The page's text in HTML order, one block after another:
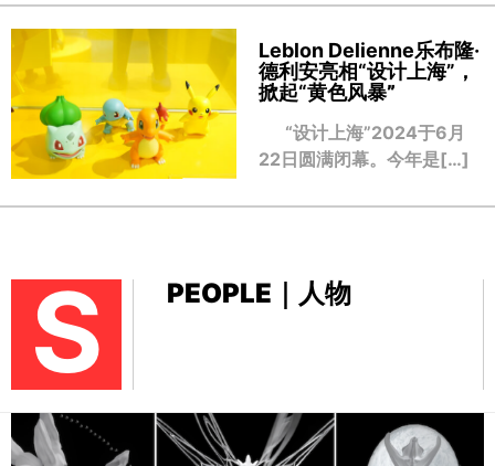
Leblon Delienne乐布隆·
德利安亮相“设计上海”，
掀起“黄色风暴”
“设计上海”2024于6月
22日圆满闭幕。今年是[…]
S PEOPLE｜人物